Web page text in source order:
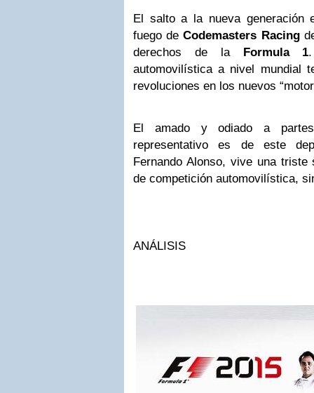
El salto a la nueva generación
fuego deCodemasters Racing
derechos de la Formula 1
automovilística a nivel mundial
revoluciones en los nuevos
El amado y odiado a
representativo es de este
Fernando Alonso, vive una
de competición automovilística,
ANÁLISIS